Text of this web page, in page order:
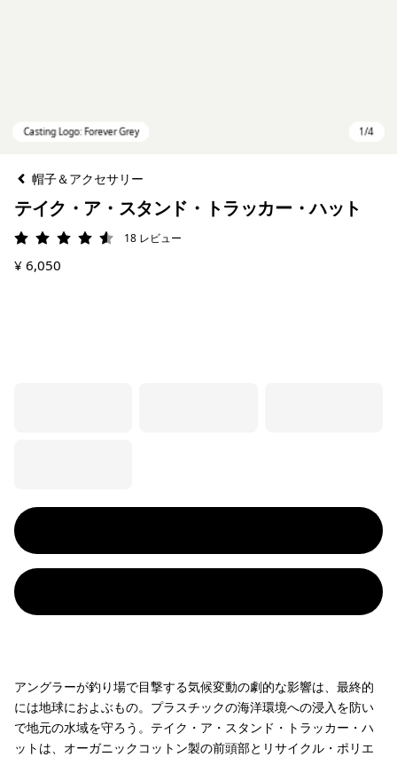
帽子＆アクセサリー
テイク・ア・スタンド・トラッカー・ハット
評価: 4.6 / 5
18 レビュー
¥ 6,050
アングラーが釣り場で目撃する気候変動の劇的な影響は、最終的
には地球におよぶもの。プラスチックの海洋環境への浸入を防い
で地元の水域を守ろう。テイク・ア・スタンド・トラッカー・ハ
ットは、オーガニックコットン製の前頭部とリサイクル・ポリエ